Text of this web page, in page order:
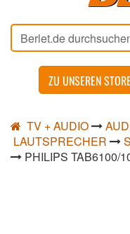
ZU UNSEREN
TV + AUDIO
LAUTSPRECHER
PHILIPS TAB6100/